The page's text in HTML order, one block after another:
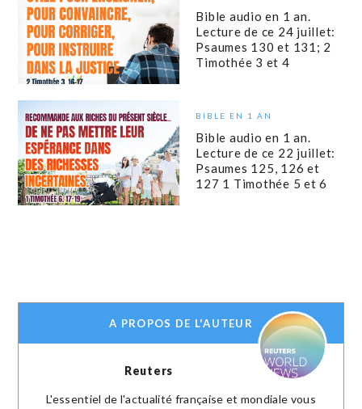
Bible audio en 1 an.
Lecture de ce 24 juillet:
Psaumes 130 et 131; 2
Timothée 3 et 4
BIBLE EN 1 AN
Bible audio en 1 an.
Lecture de ce 22 juillet:
Psaumes 125, 126 et
127 1 Timothée 5 et 6
A PROPOS DE L'AUTEUR
Reuters
L'essentiel de l'actualité française et mondiale vous